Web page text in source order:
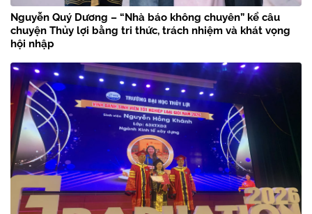
Nguyễn Quý Dương – “Nhà báo không chuyên” kể câu
chuyện Thủy lợi bằng tri thức, trách nhiệm và khát vọng
hội nhập